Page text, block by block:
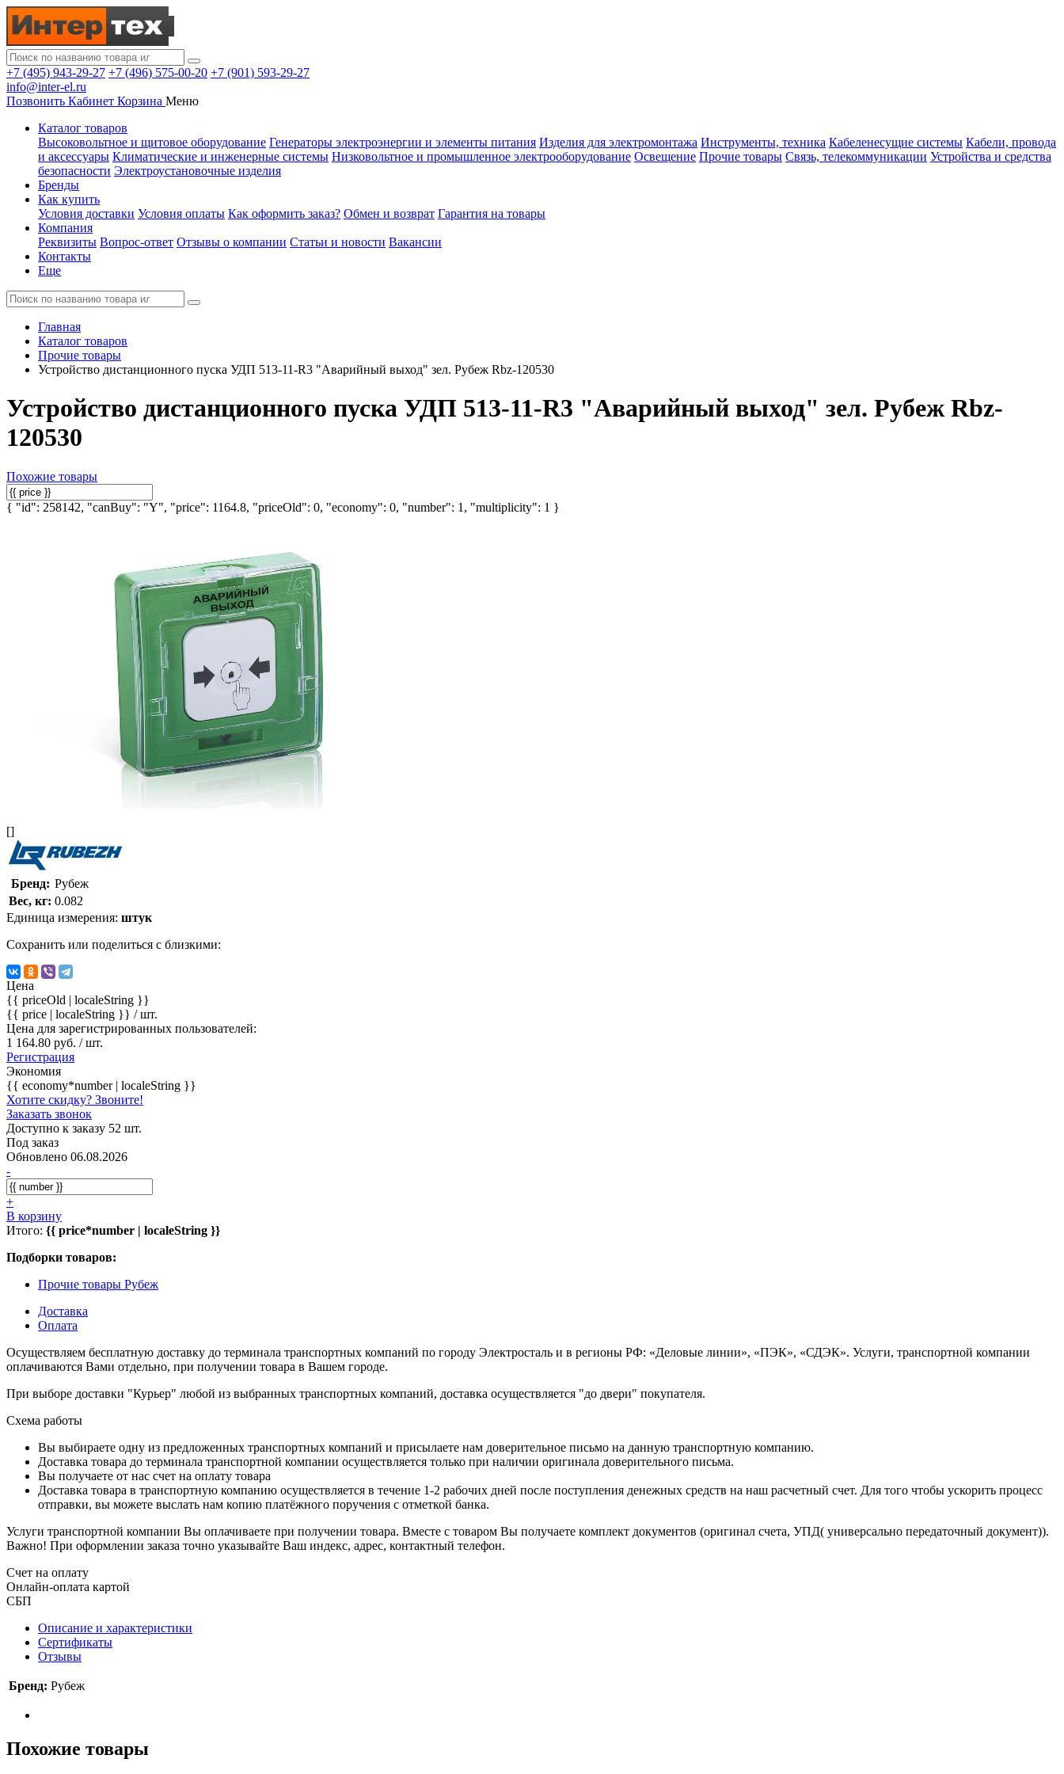
+7 (495) 943-29-27 +7 (496) 575-00-20 +7 (901) 593-29-27
info@inter-el.ru
Позвонить Кабинет Корзина Меню
Каталог товаров
Высоковольтное и щитовое оборудование Генераторы электроэнергии и элементы питания Изделия для электромонтажа Инструменты, техника Кабеленесущие системы Кабели, провода
и аксессуары Климатические и инженерные системы Низковольтное и промышленное электрооборудование Освещение Прочие товары Связь, телекоммуникации Устройства и средства
безопасности Электроустановочные изделия
Бренды
Как купить
Условия доставки Условия оплаты Как оформить заказ? Обмен и возврат Гарантия на товары
Компания
Реквизиты Вопрос-ответ Отзывы о компании Статьи и новости Вакансии
Контакты
Еще
Главная
Каталог товаров
Прочие товары
Устройство дистанционного пуска УДП 513-11-R3 "Аварийный выход" зел. Рубеж Rbz-120530
Устройство дистанционного пуска УДП 513-11-R3 "Аварийный выход" зел. Рубеж Rbz-
120530
Похожие товары
{ "id": 258142, "canBuy": "Y", "price": 1164.8, "priceOld": 0, "economy": 0, "number": 1, "multiplicity": 1 }
[]
Бренд: Рубеж
Вес, кг: 0.082
Единица измерения: штук
Сохранить или поделиться с близкими:
Цена
{{ priceOld | localeString }}
{{ price | localeString }} / шт.
Цена для зарегистрированных пользователей:
1 164.80 руб. / шт.
Регистрация
Экономия
{{ economy*number | localeString }}
Хотите скидку? Звоните!
Заказать звонок
Доступно к заказу 52 шт.
Под заказ
Обновлено 06.08.2026
-
+
В корзину
Итого: {{ price*number | localeString }}
Подборки товаров:
Прочие товары Рубеж
Доставка
Оплата
Осуществляем бесплатную доставку до терминала транспортных компаний по городу Электросталь и в регионы РФ: «Деловые линии», «ПЭК», «СДЭК». Услуги, транспортной компании
оплачиваются Вами отдельно, при получении товара в Вашем городе.
При выборе доставки "Курьер" любой из выбранных транспортных компаний, доставка осуществляется "до двери" покупателя.
Схема работы
Вы выбираете одну из предложенных транспортных компаний и присылаете нам доверительное письмо на данную транспортную компанию.
Доставка товара до терминала транспортной компании осуществляется только при наличии оригинала доверительного письма.
Вы получаете от нас счет на оплату товара
Доставка товара в транспортную компанию осуществляется в течение 1-2 рабочих дней после поступления денежных средств на наш расчетный счет. Для того чтобы ускорить процесс
отправки, вы можете выслать нам копию платёжного поручения с отметкой банка.
Услуги транспортной компании Вы оплачиваете при получении товара. Вместе с товаром Вы получаете комплект документов (оригинал счета, УПД( универсально передаточный документ)).
Важно! При оформлении заказа точно указывайте Ваш индекс, адрес, контактный телефон.
Счет на оплату
Онлайн-оплата картой
СБП
Описание и характеристики
Сертификаты
Отзывы
Бренд: Рубеж
Похожие товары